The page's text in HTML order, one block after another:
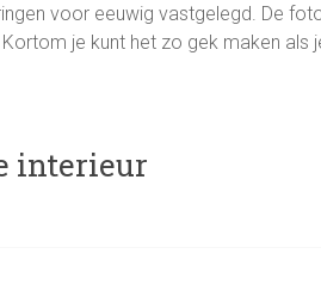
voor eeuwig vastgelegd. De
je kunt het zo gek maken als
interieur